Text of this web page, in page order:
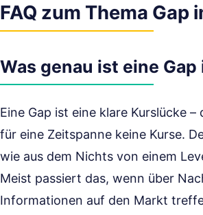
FAQ zum Thema Gap
Was genau ist eine Gap
Eine Gap ist eine klare Kurslücke
für eine Zeitspanne keine Kurse.
wie aus dem Nichts von einem
Meist passiert das, wenn über
Informationen auf den Markt